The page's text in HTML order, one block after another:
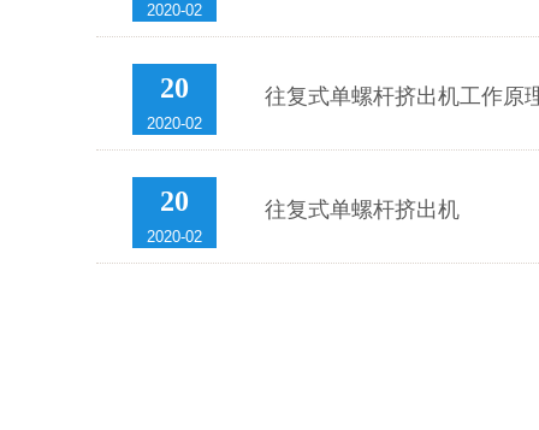
2020-02
20
2020-02
往复式单螺杆挤出机工作原
20
2020-02
往复式单螺杆挤出机